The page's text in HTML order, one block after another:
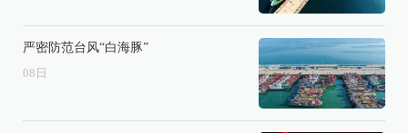
严密防范台风“白海豚”
08 日